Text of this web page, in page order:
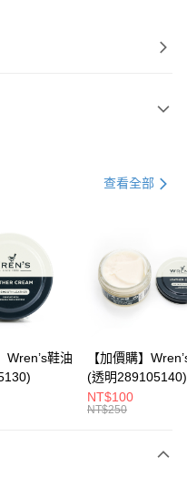
查看全部
Wren’s鞋油
【加價購】
(透明289105140)
NT$100
NT$250